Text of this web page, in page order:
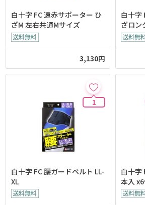
白十字 FC 遠赤サポーター ひ
ざM 左右共通Mサイズ
3,130円
白十字
ざロン
1
白十字 FC 腰ガードベルト LL-
XL
白十字
本入